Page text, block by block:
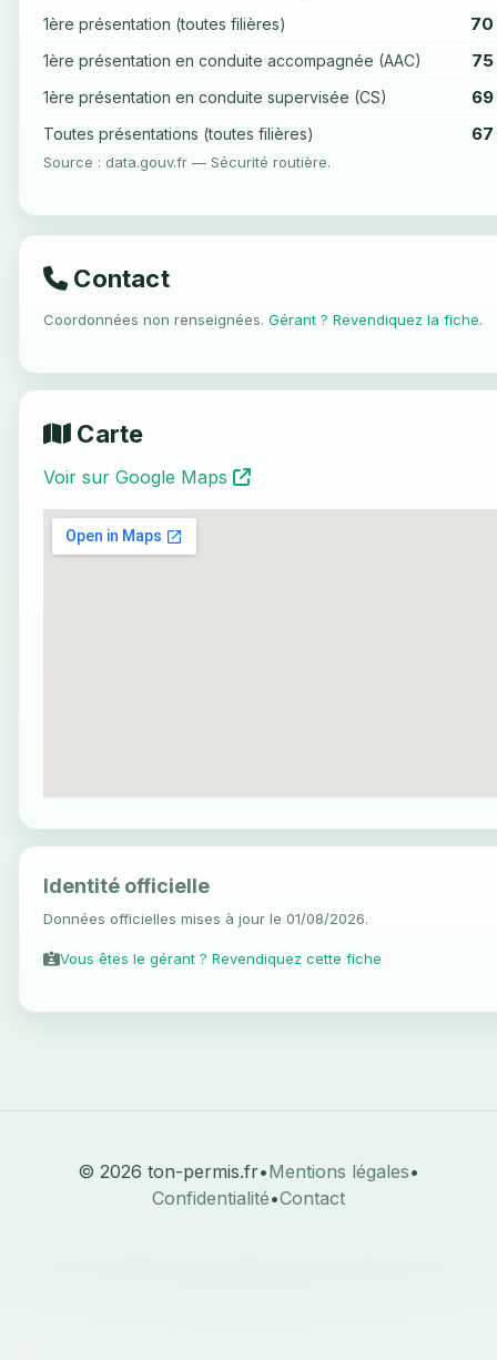
1ère présentation (toutes filières) 70
1ère présentation en conduite accompagnée (AAC) 75
1ère présentation en conduite supervisée (CS) 69
Toutes présentations (toutes filières) 67
Source : data.gouv.fr — Sécurité routière.
Contact
Coordonnées non renseignées. Gérant ? Revendiquez la fiche.
Carte
Voir sur Google Maps
Identité officielle
Données officielles mises à jour le 01/08/2026.
Vous êtes le gérant ? Revendiquez cette fiche
© 2026 ton-permis.fr•Mentions légales•
Confidentialité•Contact